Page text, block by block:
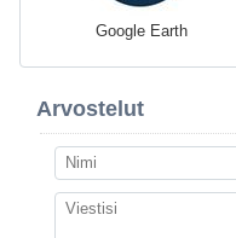
Google Earth
Arvostelut